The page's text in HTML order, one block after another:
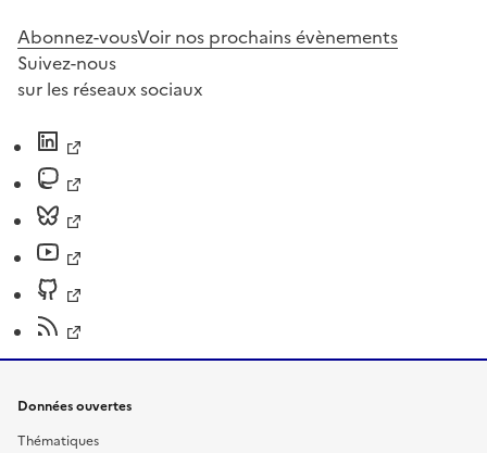
Abonnez-vousVoir nos prochains évènements
Suivez-nous
sur les réseaux sociaux
Données ouvertes
Thématiques